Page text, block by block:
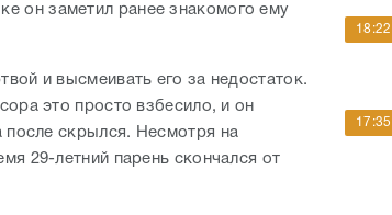
он заметил ранее знакомого ему
и высмеивать его за недостаток.
это просто взбесило, и он
после скрылся. Несмотря на
29-летний парень скончался от
18:22
17:35